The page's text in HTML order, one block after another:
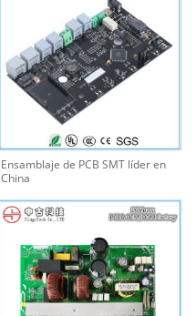
Ensamblaje de PCB SMT líder en
China